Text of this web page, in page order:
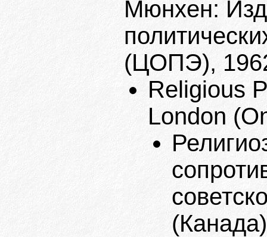
Мюнхен:
(ЦОПЭ),
Religious
London